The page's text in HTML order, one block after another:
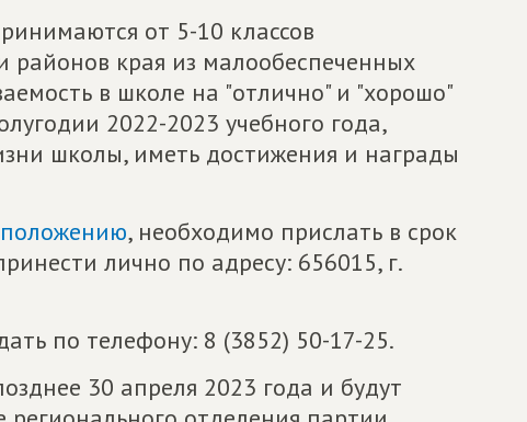
от 5-10 классов
районов края из малообеспеченных
в школе на "отлично" и "хорошо"
2022-2023 учебного года,
школы, иметь достижения и награды
положению, необходимо прислать в срок
лично по адресу: 656015, г.
по телефону: 8 (3852) 50-17-25.
30 апреля 2023 года и будут